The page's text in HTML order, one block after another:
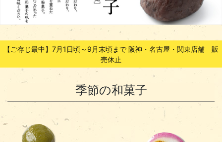
【ご存じ最中】7月1日頃～9月末頃まで 阪神・名古屋・関東店舗 販
売休止
季節の和菓子